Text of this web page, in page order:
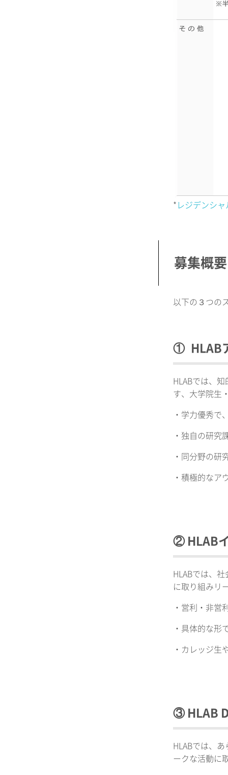
* レジデンシ
募集概要
以下の３つの
① HLAB
HLABでは、
す、大学院生
・学力優秀で
・独自の研究
・同分野の研
・積極的なア
② HLAB
HLABでは、
に取り組みリ
・営利・非営
・具体的な形
・カレッジ生
③ HLAB
HLABでは、
ークな活動に